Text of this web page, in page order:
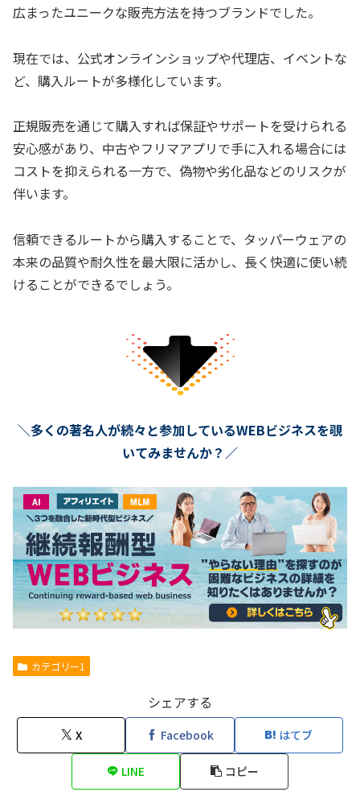
広まったユニークな販売方法を持つブランドでした。
現在では、公式オンラインショップや代理店、イベントな
ど、購入ルートが多様化しています。
正規販売を通じて購入すれば保証やサポートを受けられる
安心感があり、中古やフリマアプリで手に入れる場合には
コストを抑えられる一方で、偽物や劣化品などのリスクが
伴います。
信頼できるルートから購入することで、タッパーウェアの
本来の品質や耐久性を最大限に活かし、長く快適に使い続
けることができるでしょう。
＼多くの著名人が続々と参加しているWEBビジネスを覗
いてみませんか？／
カテゴリー1
シェアする
X Facebook はてブ
LINE コピー